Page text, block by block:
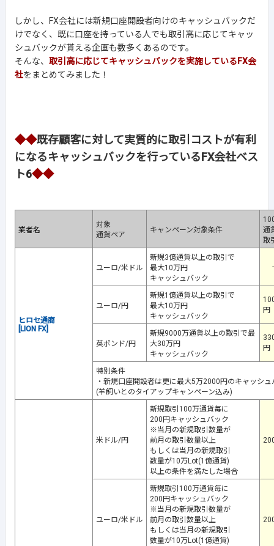
しかし、FX会社には新規口座開設者向けのキャッシュバックだ
けでなく、既に口座を持っている人でも取引高に応じてキャッ
シュバックが貰える企画も数多くあるのです。
そんな、 取引高に応じてキャッシュバックを実施しているFX会
社をまとめてみました！
◆◆既存顧客に対して実質的に取引コストが有利
になるキャッシュバックを行っているFX会社ベス
ト6◆◆
業者名
対象
通貨ペア
キャンペーン対象条件
通
取
ヒロセ通商
[LION FX]
ユーロ/米ドル
新規3億通貨以上の取引で
最大10万円
キャッシュバック
-
ユーロ/円
新規1億通貨以上の取引で
最大10万円
キャッシュバック
円
英ポンド/円
新規9000万通貨以上の取引で最
大30万円
キャッシュバック
円
特別条件
・新規口座開設者は更に最大5万2000円のキャッシュ
(羊飼いとのタイアップキャンペーン込み)
米ドル/円
新規取引100万通貨毎に
200円キャッシュバック
※当月の新規取引数量が
前月の取引数量以上
もしくは当月の新規取引
数量が10万Lot(1億通貨)
以上の条件を満たした場合
ユーロ/米ドル
新規取引100万通貨毎に
200円キャッシュバック
※当月の新規取引数量が
前月の取引数量以上
もしくは当月の新規取引
数量が10万Lot(1億通貨)